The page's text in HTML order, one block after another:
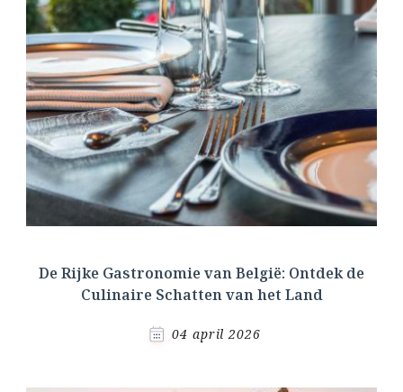
De Rijke Gastronomie van België: Ontdek de
Culinaire Schatten van het Land
04 april 2026